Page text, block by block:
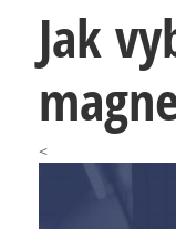
Jak
<